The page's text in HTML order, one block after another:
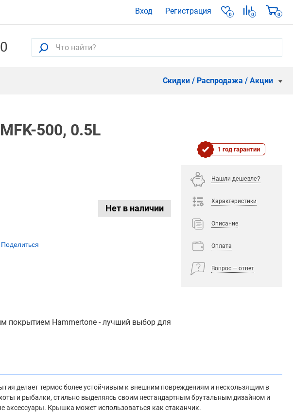
Вход Регистрация 0 0 0
Скидки / Распродажа / Акции
500, 0.5L
Нет в наличии
Поделиться
покрытием Hammertone - лучший выбор для
1 год гарантии
Нашли дешевле?
Характеристики
Описание
Оплата
Вопрос — ответ
делает термос более устойчивым к внешним повреждениям и нескользящим в
и рыбалки, стильно выделяясь своим нестандартным брутальным дизайном и
аксессуары. Крышка может использоваться как стаканчик.